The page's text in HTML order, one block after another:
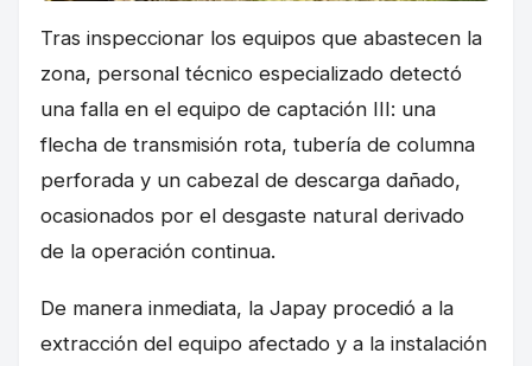
Tras inspeccionar los equipos que abastecen la
zona, personal técnico especializado detectó
una falla en el equipo de captación III: una
flecha de transmisión rota, tubería de columna
perforada y un cabezal de descarga dañado,
ocasionados por el desgaste natural derivado
de la operación continua.
De manera inmediata, la Japay procedió a la
extracción del equipo afectado y a la instalación